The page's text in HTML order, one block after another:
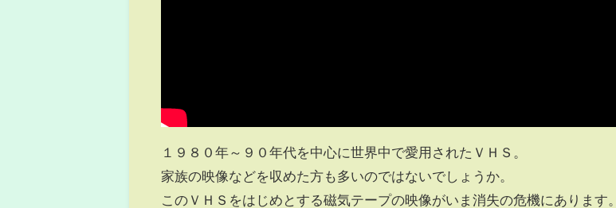
１９８０年～９０年代を中心に世界中で愛用されたＶＨＳ。
家族の映像などを収めた方も多いのではないでしょうか。
このＶＨＳをはじめとする磁気テープの映像がいま消失の危機にあります。